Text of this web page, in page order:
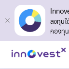
ลงทุน
กองทุน